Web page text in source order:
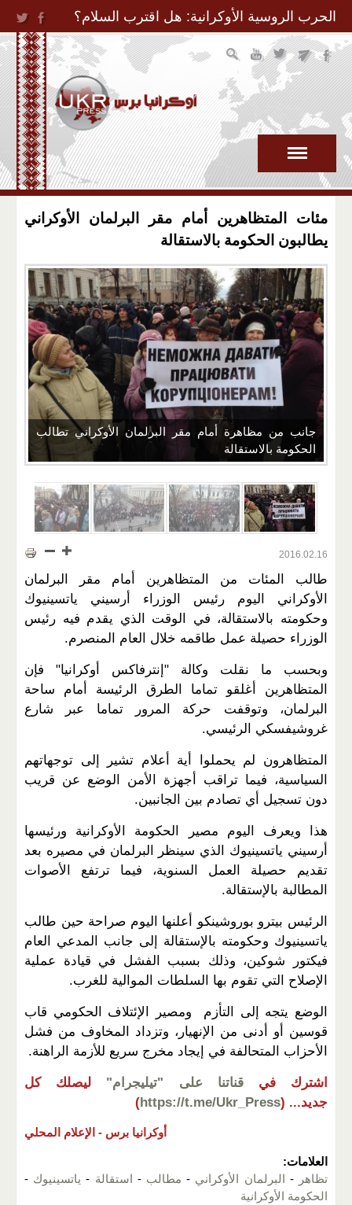
Jump to Navigation
الحرب الروسية الأوكرانية: هل اقترب السلام؟
مئات المتظاهرين أمام مقر البرلمان الأوكراني
يطالبون الحكومة بالاستقالة
جانب من مظاهرة أمام مقر البرلمان الأوكراني تطالب
الحكومة بالاستقالة
2016.02.16
طالب المئات من المتظاهرين أمام مقر البرلمان
الأوكراني اليوم رئيس الوزراء أرسيني ياتسينيوك
وحكومته بالاستقالة، في الوقت الذي يقدم فيه رئيس
الوزراء حصيلة عمل طاقمه خلال العام المنصرم.
وبحسب ما نقلت وكالة "إنترفاكس أوكرانيا" فإن
المتظاهرين أغلقو تماما الطرق الرئيسة أمام ساحة
البرلمان، وتوقفت حركة المرور تماما عبر شارع
غروشيفسكي الرئيسي.
المتظاهرون لم يحملوا أية أعلام تشير إلى توجهاتهم
السياسية، فيما تراقب أجهزة الأمن الوضع عن قريب
دون تسجيل أي تصادم بين الجانبين.
هذا ويعرف اليوم مصير الحكومة الأوكرانية ورئيسها
أرسيني ياتسينيوك الذي سينظر البرلمان في مصيره بعد
تقديم حصيلة العمل السنوية، فيما ترتفع الأصوات
المطالبة بالإستقالة.
الرئيس بيترو بوروشينكو أعلنها اليوم صراحة حين طالب
ياتسينيوك وحكومته بالإستقالة إلى جانب المدعي العام
فيكتور شوكين، وذلك بسبب الفشل في قيادة عملية
الإصلاح التي تقوم بها السلطات الموالية للغرب.
الوضع يتجه إلى التأزم ومصير الإئتلاف الحكومي قاب
قوسين أو أدنى من الإنهيار، وتزداد المخاوف من فشل
الأحزاب المتحالفة في إيجاد مخرج سريع للأزمة الراهنة.
اشترك في قناتنا على "تيليجرام"
ليصلك كل
جديد... (
https://t.me/Ukr_Press
)
أوكرانيا برس - الإعلام المحلي
العلامات:
تظاهر - البرلمان الأوكراني - مطالب - استقالة - ياتسينيوك -
الحكومة الأوكرانية